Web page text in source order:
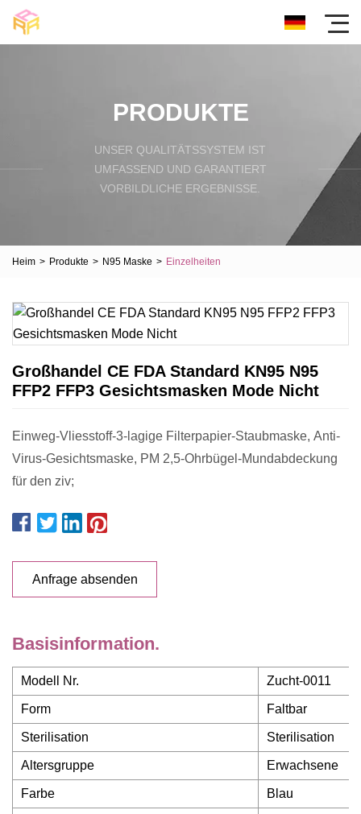
PRODUKTE
UNSER QUALITÄTSSYSTEM IST
UMFASSEND UND GARANTIERT
VORBILDLICHE ERGEBNISSE.
Heim > Produkte > N95 Maske > Einzelheiten
Großhandel CE FDA Standard KN95 N95
FFP2 FFP3 Gesichtsmasken Mode Nicht
Einweg-Vliesstoff-3-lagige Filterpapier-Staubmaske, Anti-
Virus-Gesichtsmaske, PM 2,5-Ohrbügel-Mundabdeckung
für den ziv;
Anfrage absenden
Basisinformation.
Modell Nr. Zucht-0011
Form Faltbar
Sterilisation Sterilisation
Altersgruppe Erwachsene
Farbe Blau